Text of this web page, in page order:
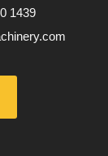
1439